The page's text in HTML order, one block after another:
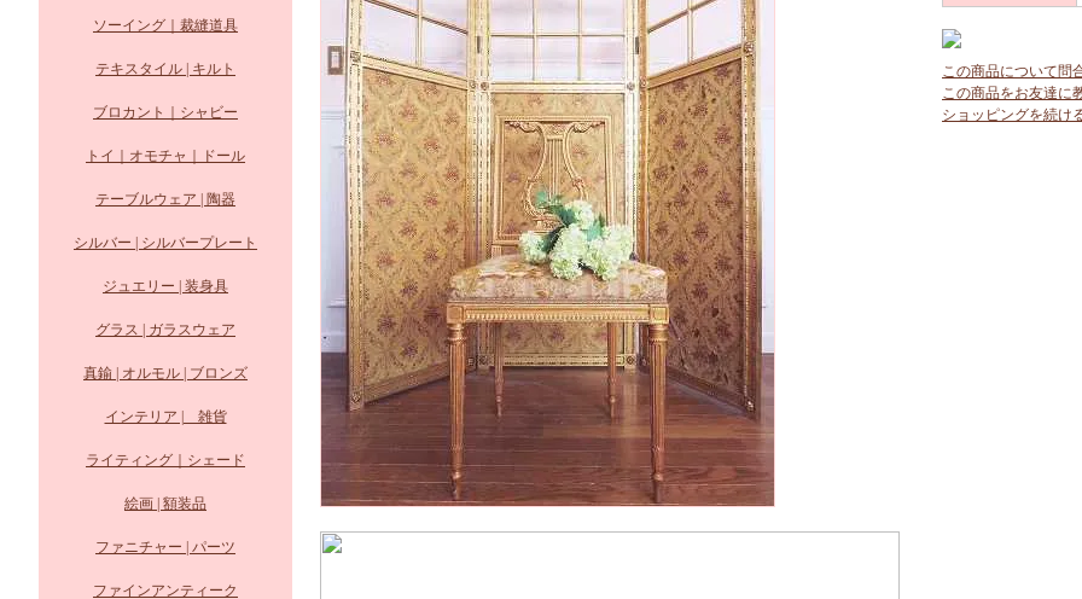
ソーイング｜裁縫道具
テキスタイル | キルト
ブロカント｜シャビー
トイ｜オモチャ｜ドール
テーブルウェア | 陶器
シルバー | シルバープレート
ジュエリー | 装身具
グラス | ガラスウェア
真鍮 | オルモル | ブロンズ
インテリア | 雑貨
ライティング｜シェード
絵画 | 額装品
ファニチャー | パーツ
ファインアンティーク
この商品について問
この商品をお友達に
ショッピングを続け